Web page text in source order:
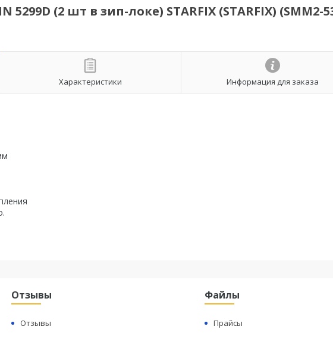
(2 шт в зип-локе) STARFIX (STARFIX) (SMM2-
Характеристики Информация для заказа
Отзывы
Отзывы
Файлы
Прайсы